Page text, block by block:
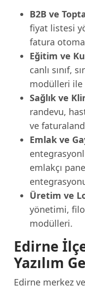
B2B ve
fiyat listesi
fatura
Eğitim ve
canlı sınıf,
modülleri ile
Sağlık ve
randevu,
ve
Emlak ve
emlakçı
Üretim ve
yönetimi,
modülleri.
Edirne
Yazılım
Edirne merkez